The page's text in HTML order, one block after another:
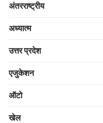
अंतरराष्ट्रीय
अध्यात्म
उत्तर प्रदेश
एजुकेशन
ऑटो
खेल